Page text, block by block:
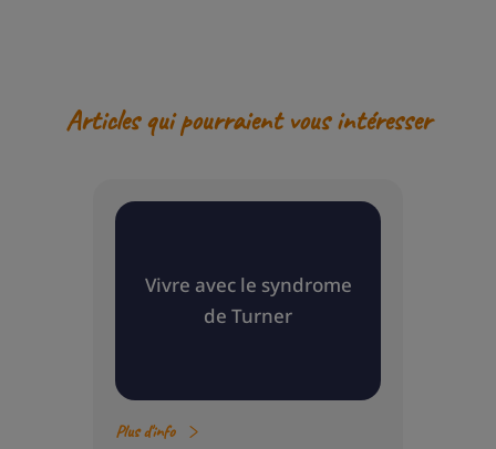
Articles qui pourraient vous intéresser
Vivre avec le syndrome
de Turner
Plus d'info